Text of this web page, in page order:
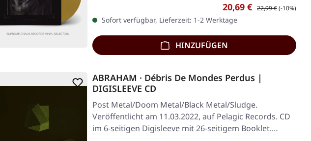
Verkaufspreis:
20,69 € Regulärer Preis:
22,99 €(-10%)
Sofort verfügbar, Lieferzeit: 1-2 Werktage
HINZUFÜGEN
ABRAHAM · Débris De Mondes Perdus |
DIGISLEEVE CD
Post Metal/Doom Metal/Black Metal/Sludge.
Veröffentlicht am 11.03.2022, auf Pelagic Records. CD
im 6-seitigen Digisleeve mit 26-seitigem Booklet.…